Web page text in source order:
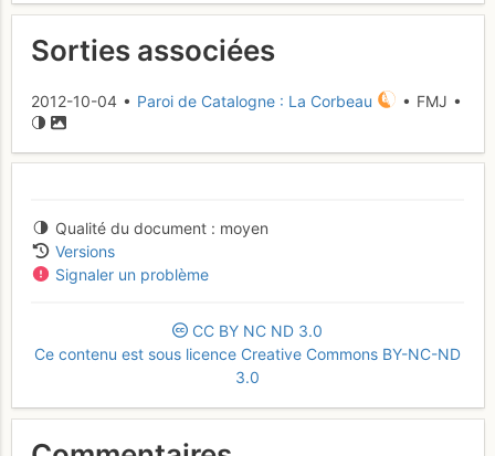
Sorties associées
2012-10-04 • Paroi de Catalogne : La Corbeau • FMJ •
Qualité du document
moyen
Versions
Signaler un problème
CC BY NC ND 3.0
Ce contenu est sous licence Creative Commons BY-NC-ND
3.0